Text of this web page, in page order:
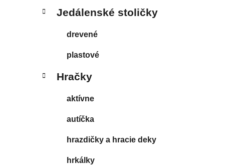
Jedálenské stoličky
drevené
plastové
Hračky
aktívne
autíčka
hrazdičky a hracie deky
hrkálky